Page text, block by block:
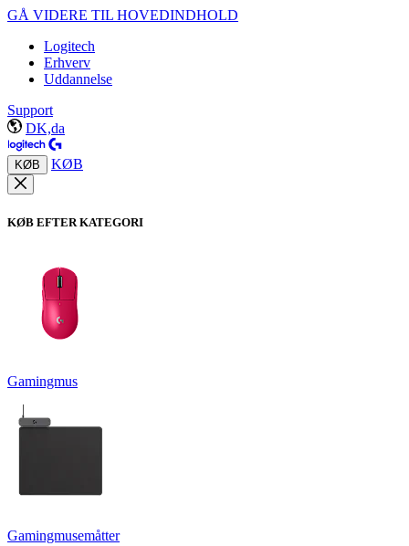
GÅ VIDERE TIL HOVEDINDHOLD
Logitech
Erhverv
Uddannelse
Support
DK,da
KØB KØB
KØB EFTER KATEGORI
Gamingmus
Gamingmusemåtter